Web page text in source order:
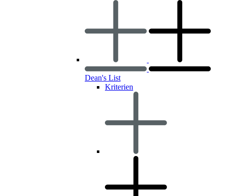
Dean's List
Kriterien